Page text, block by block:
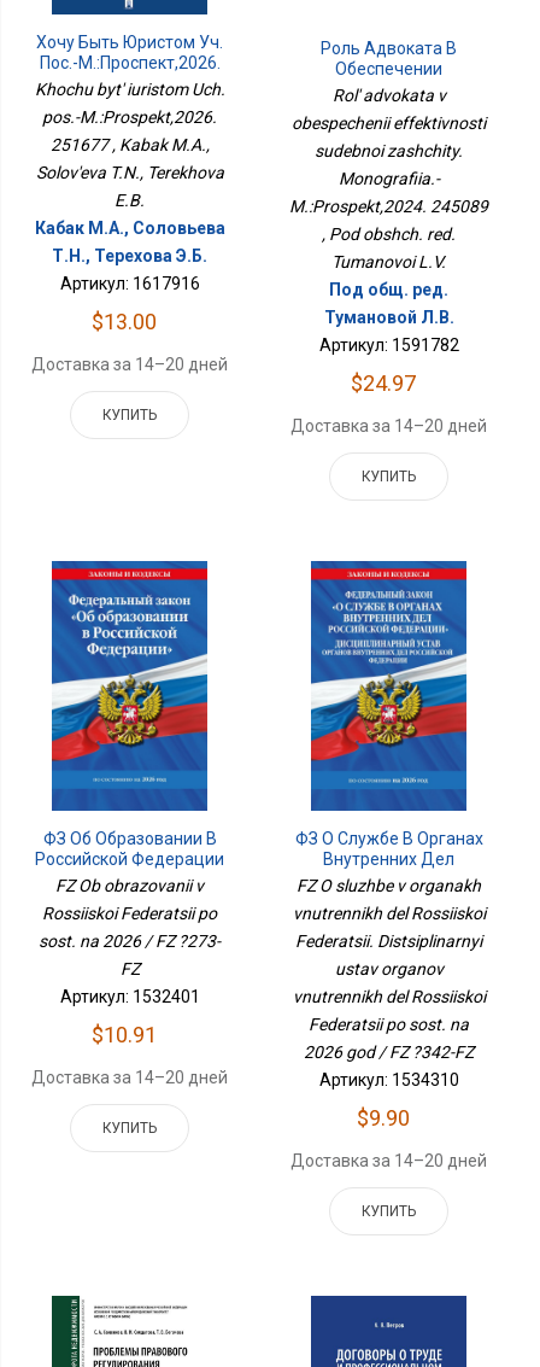
Хочу Быть Юристом Уч.
Пос.-М.:Проспект,2026.
251677
Khochu byt' iuristom Uch.
pos.-M.:Prospekt,2026.
251677 , Kabak M.A.,
Solov'eva T.N., Terekhova
E.B.
Кабак М.А., Соловьева
Т.Н., Терехова Э.Б.
Артикул: 1617916
$13.00
Доставка за 14–20 дней
КУПИТЬ
Роль Адвоката В
Обеспечении
Эффективности
Монография.-
М.:Проспект,2024.
245089
Rol' advokata v
obespechenii effektivnosti
sudebnoi zashchity.
Monografiia.-
M.:Prospekt,2024. 245089
, Pod obshch. red.
Tumanovoi L.V.
Под общ. ред.
Тумановой Л.В.
Артикул: 1591782
$24.97
Доставка за 14–20 дней
КУПИТЬ
ФЗ Об Образовании В
Российской Федерации
По Сост. На 2026 / ФЗ
FZ Ob obrazovanii v
Rossiiskoi Federatsii po
sost. na 2026 / FZ ?273-
FZ
Артикул: 1532401
$10.91
Доставка за 14–20 дней
КУПИТЬ
ФЗ О Службе В Органах
Внутренних Дел
Российской Федерации.
Дисциплинарный Устав
Органов Внутренних
Дел Российской
Федерации По Сост. На
2026 Год / ФЗ №342-ФЗ
FZ O sluzhbe v organakh
vnutrennikh del Rossiiskoi
Federatsii. Distsiplinarnyi
ustav organov
vnutrennikh del Rossiiskoi
Federatsii po sost. na
2026 god / FZ ?342-FZ
Артикул: 1534310
$9.90
Доставка за 14–20 дней
КУПИТЬ